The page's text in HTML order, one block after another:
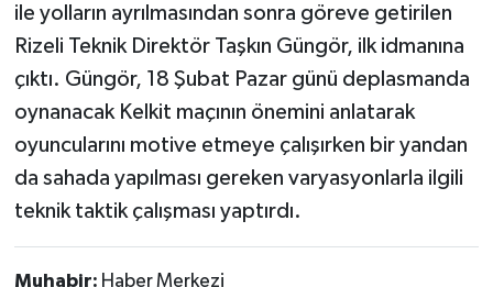
ile yolların ayrılmasından sonra göreve getirilen
Rizeli Teknik Direktör Taşkın Güngör, ilk idmanına
çıktı. Güngör, 18 Şubat Pazar günü deplasmanda
oynanacak Kelkit maçının önemini anlatarak
oyuncularını motive etmeye çalışırken bir yandan
da sahada yapılması gereken varyasyonlarla ilgili
teknik taktik çalışması yaptırdı.
Muhabir: Haber Merkezi